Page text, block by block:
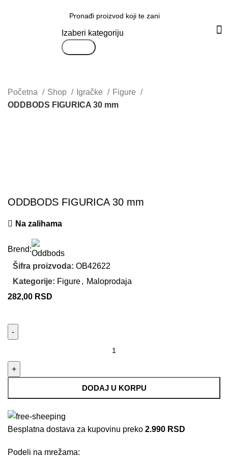
Izaberi kategoriju
Početna Shop Igračke
Figure
ODDBODS FIGURICA 30 mm
ODDBODS FIGURICA 30 mm
Na zalihama
Brend:
Šifra proizvoda: OB42622
Kategorije: Figure, Maloprodaja
282,00 RSD
DODAJ U KORPU
Besplatna dostava za kupovinu preko 2.990 RSD
Podeli na mrežama: